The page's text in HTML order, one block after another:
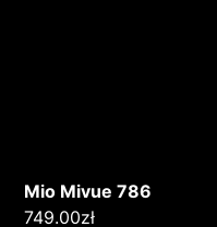
Mio Mivue 786
749.00zł